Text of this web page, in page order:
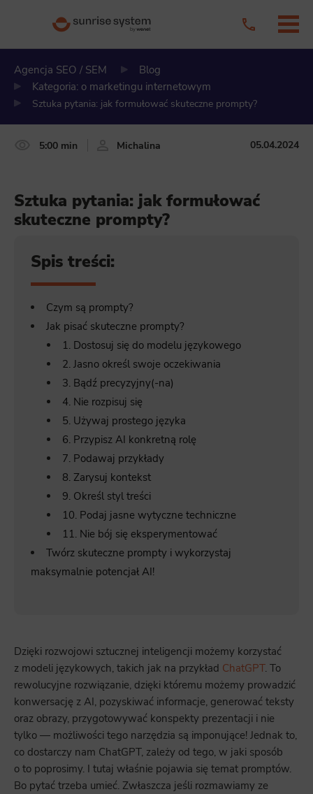
Agencja SEO / SEM
Blog
Kategoria: o marketingu internetowym
Sztuka pytania: jak formułować skuteczne prompty?
5:00 min Michalina 05.04.2024
Sztuka pytania: jak formułować
skuteczne prompty?
Spis treści:
Czym są prompty?
Jak pisać skuteczne prompty?
1. Dostosuj się do modelu językowego
2. Jasno określ swoje oczekiwania
3. Bądź precyzyjny(-na)
4. Nie rozpisuj się
5. Używaj prostego języka
6. Przypisz AI konkretną rolę
7. Podawaj przykłady
8. Zarysuj kontekst
9. Określ styl treści
10. Podaj jasne wytyczne techniczne
11. Nie bój się eksperymentować
Twórz skuteczne prompty i wykorzystaj
maksymalnie potencjał AI!
Dzięki rozwojowi sztucznej inteligencji możemy korzystać
z modeli językowych, takich jak na przykład ChatGPT. To
rewolucyjne rozwiązanie, dzięki któremu możemy prowadzić
konwersację z AI, pozyskiwać informacje, generować teksty
oraz obrazy, przygotowywać konspekty prezentacji i nie
tylko — możliwości tego narzędzia są imponujące! Jednak to,
co dostarczy nam ChatGPT, zależy od tego, w jaki sposób
o to poprosimy. I tutaj właśnie pojawia się temat promptów.
Bo pytać trzeba umieć. Zwłaszcza jeśli rozmawiamy ze